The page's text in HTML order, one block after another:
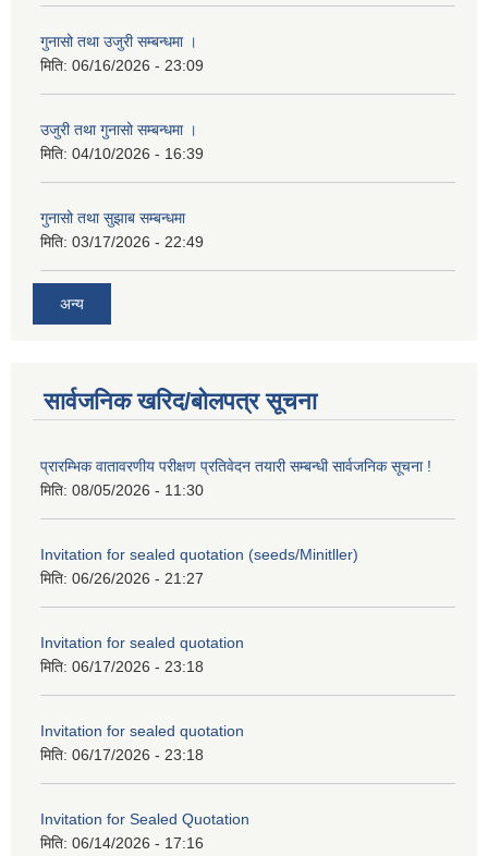
गुनासो तथा उजुरी सम्बन्धमा ।
मिति: 06/16/2026 - 23:09
उजुरी तथा गुनासो सम्बन्धमा ।
मिति: 04/10/2026 - 16:39
गुनासो तथा सुझाब सम्बन्धमा
मिति: 03/17/2026 - 22:49
अन्य
सार्वजनिक खरिद/बोलपत्र सूचना
प्रारम्भिक वातावरणीय परीक्षण प्रतिवेदन तयारी सम्बन्धी सार्वजनिक सूचना !
मिति: 08/05/2026 - 11:30
Invitation for sealed quotation (seeds/Minitller)
मिति: 06/26/2026 - 21:27
Invitation for sealed quotation
मिति: 06/17/2026 - 23:18
Invitation for sealed quotation
मिति: 06/17/2026 - 23:18
Invitation for Sealed Quotation
मिति: 06/14/2026 - 17:16